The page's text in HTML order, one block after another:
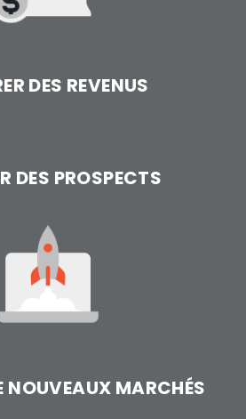
DES REVENUS
DES PROSPECTS
NOUVEAUX MARCHÉS